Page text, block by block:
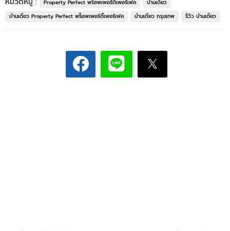
Property Perfect พร็อพเพอร์ตี้เพอร์เฟค
บ้านเดี่ยว
บ้านเดี่ยว Property Perfect พร็อพเพอร์ตี้เพอร์เฟค
บ้านเดี่ยว กรุงเทพ รีวิว บ้านเดี่ยว